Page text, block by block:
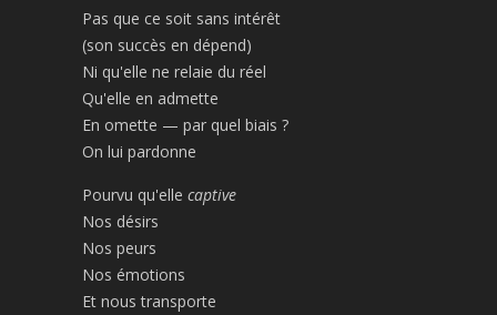
Pas que ce soit sans intérêt
(son succès en dépend)
Ni qu'elle ne relaie du réel
Qu'elle en admette
En omette — par quel biais ?
On lui pardonne
Pourvu qu'elle captive
Nos désirs
Nos peurs
Nos émotions
Et nous transporte